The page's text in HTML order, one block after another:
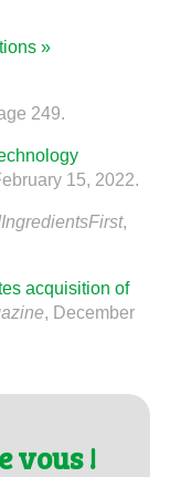
»
249.
15, 2022.
,
acquisition of
, December
vous !